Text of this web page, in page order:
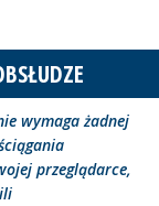
wymaga żadnej
przeglądarce,